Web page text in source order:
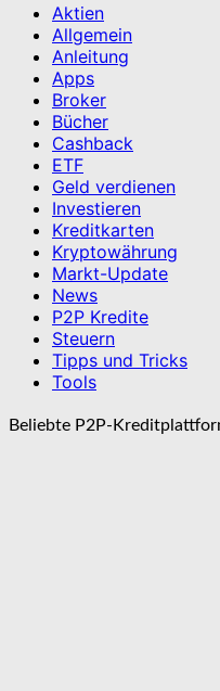
Aktien
Allgemein
Anleitung
Apps
Broker
Bücher
Cashback
ETF
Geld verdienen
Investieren
Kreditkarten
Kryptowährung
Markt-Update
News
P2P Kredite
Steuern
Tipps und Tricks
Tools
Beliebte P2P-